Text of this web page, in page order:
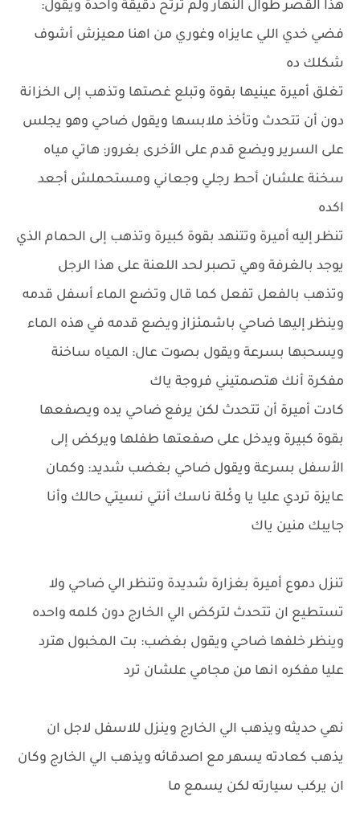
هذا القصر طوال النهار ولم ترتح دقيقة واحدة ويقول:
فضي خدي اللي عايزاه وغوري من اهنا معيزش أشوف
شكلك ده
تغلق أميرة عينيها بقوة وتبلع غصتها وتذهب إلى الخزانة
دون أن تتحدث وتأخذ ملابسها ويقول ضاحي وهو يجلس
على السرير ويضع قدم على الأخرى بغرور: هاتي مياه
سخنة علشان أحط رجلي وجعاني ومستحملش أجعد
اكده
تنظر إليه أميرة وتتنهد بقوة كبيرة وتذهب إلى الحمام الذي
يوجد بالغرفة وهي تصبر لحد اللعنة على هذا الرجل
وتذهب بالفعل تفعل كما قال وتضع الماء أسفل قدمه
وينظر إليها ضاحي باشمئزاز ويضع قدمه في هذه الماء
ويسحبها بسرعة ويقول بصوت عال: المياه ساخنة
مفكرة أنك هتصمتيني فروجة ياك
كادت أميرة أن تتحدث لكن يرفع ضاحي يده ويصفعها
بقوة كبيرة ويدخل على صفعتها طفلها ويركض إلى
الأسفل بسرعة ويقول ضاحي بغضب شديد: وكمان
عايزة تردي عليا يا وكْلة ناسك أنتي نسيتي حالك وأنا
جايبك منين ياك
تنزل دموع أميرة بغزارة شديدة وتنظر الي ضاحي ولا
تستطيع ان تتحدث لتركض الي الخارج دون كلمه واحده
وينظر خلفها ضاحي ويقول بغضب: بت المخبول هترد
عليا مفكره انها من مجامي علشان ترد
نهي حديثه ويذهب الي الخارج وينزل للاسفل لاجل ان
يذهب كعادته يسهر مع اصدقائه ويذهب الي الخارج وكان
ان يركب سيارته لكن يسمع ما